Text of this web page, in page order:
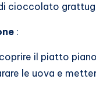
cioccolato
:
coprire il piatto
le uova e